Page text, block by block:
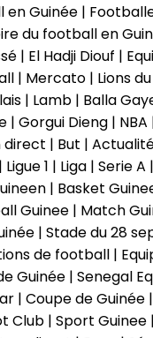
Guinée |
du football en
| El Hadji Diouf |
| Mercato | Lions
| Lamb | Balla
| Gorgui Dieng |
| But |
1 | Liga | Serie A
| Basket
Guinee | Match
| Stade du 28
de football |
Guinée | Senegal
| Coupe de Guinée
Club | Sport Guinee